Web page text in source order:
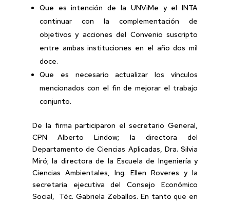
Que es intención de la UNViMe y el INTA
continuar con la complementación de
objetivos y acciones del Convenio suscripto
entre ambas instituciones en el año dos mil
doce.
Que es necesario actualizar los vínculos
mencionados con el fin de mejorar el trabajo
conjunto.
De la firma participaron el secretario General,
CPN Alberto Lindow; la directora del
Departamento de Ciencias Aplicadas, Dra. Silvia
Miró; la directora de la Escuela de Ingeniería y
Ciencias Ambientales, Ing. Ellen Roveres y la
secretaria ejecutiva del Consejo Económico
Social, Téc. Gabriela Zeballos. En tanto que en